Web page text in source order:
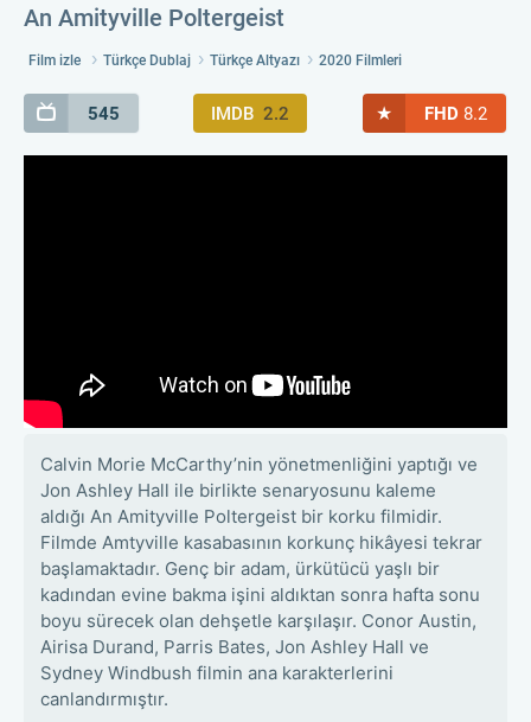
An Amityville Poltergeist
Film izle Türkçe Dublaj Türkçe Altyazı 2020 Filmleri
545 IMDB 2.2 ★ FHD 8.2
Calvin Morie McCarthy’nin yönetmenliğini yaptığı ve
Jon Ashley Hall ile birlikte senaryosunu kaleme
aldığı An Amityville Poltergeist bir korku filmidir.
Filmde Amtyville kasabasının korkunç hikâyesi tekrar
başlamaktadır. Genç bir adam, ürkütücü yaşlı bir
kadından evine bakma işini aldıktan sonra hafta sonu
boyu sürecek olan dehşetle karşılaşır. Conor Austin,
Airisa Durand, Parris Bates, Jon Ashley Hall ve
Sydney Windbush filmin ana karakterlerini
canlandırmıştır.